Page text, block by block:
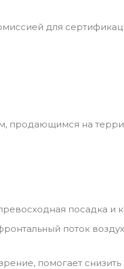
для
продающимся на
посадка и
поток
помогает снизить